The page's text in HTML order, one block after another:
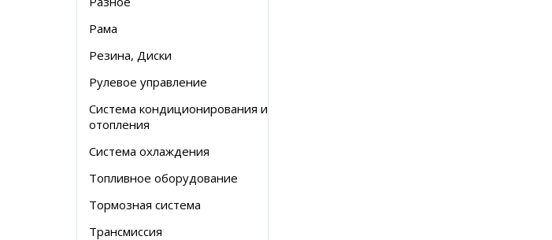
Рама
Резина, Диски
Рулевое управление
Система кондиционирования и
отопления
Система охлаждения
Топливное оборудование
Тормозная система
Трансмиссия